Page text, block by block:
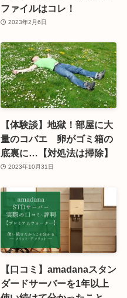
ファイルはコレ！
2023年2月6日
【体験談】地獄！部屋に大
量のコバエ 卵がゴミ箱の
底裏に…【対処法は掃除】
2023年10月31日
【口コミ】amadanaスタン
ダードサーバーを1年以上